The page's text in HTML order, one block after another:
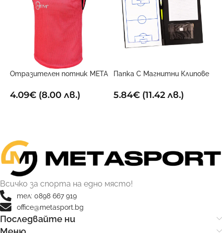
Отразителен потник META
4.09€ (8.00 лв.)
Папка С Магнитни Клипове
5.84€(11.42 лв.)
Всичко за спорта на едно място!
тел: 0898 667 919
office@metasport.bg
Последвайте ни